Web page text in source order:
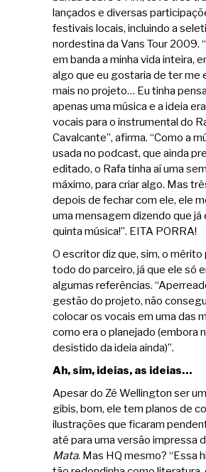
lançados e diversas
festivais locais, incluindo a
nordestina da Vans Tour 2009.
em banda a minha vida inteira,
algo que eu gostaria de ter me
mais no projeto… Eu tinha
apenas uma música e a ideia
vocais para o instrumental do
Cavalcante”, afirma. “Como a
usada no podcast, que ainda
editado, o Rafa tinha aí uma
máximo, para criar algo. Mas
depois de fechar com ele, ele
uma mensagem dizendo que já
quinta música!”. EITA PORRA!
O escritor diz que, sim, o mérito
todo do parceiro, já que ele só
algumas referências.
gestão do projeto, não
colocar os vocais em uma das
como era o planejado (embora
desistido da ideia ainda)”.
Ah, sim, ideias, as ideias…
Apesar do Zé Wellington ser
gibis, bom, ele tem planos de
ilustrações que ficaram
até para uma versão impressa
Mata. Mas HQ mesmo? “Essa